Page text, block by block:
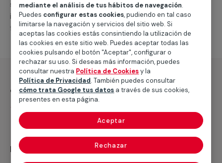
suministro de los materiales necesarios, las
intervenciones a realizar, o la mano de obra que hará
falta para completar tu proyecto.
¿Qué incluye?
Recuerda que en MULTIMAP
mediante el análisis de tus hábitos de navegación.
Puedes configurar estas cookies, pudiendo en tal caso
limitarse la navegación y servicios del sitio web. Si
aceptas las cookies estás consintiendo la utilización de
las cookies en este sitio web. Puedes aceptar todas las
cookies pulsando el botón "Aceptar", configurar o
rechazar su uso. Si deseas más información, puedes
consultar nuestra Política de Cookiesy la
Política de Privacidad. También puedes consultar
cómo trata Google tus datos a través de sus cookies,
presentes en esta página.
Rechazar
Aceptar